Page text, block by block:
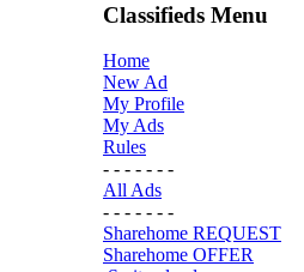
Classifieds Menu
Home
New Ad
My Profile
My Ads
Rules
- - - - - - -
All Ads
- - - - - - -
Sharehome REQUEST
Sharehome OFFER